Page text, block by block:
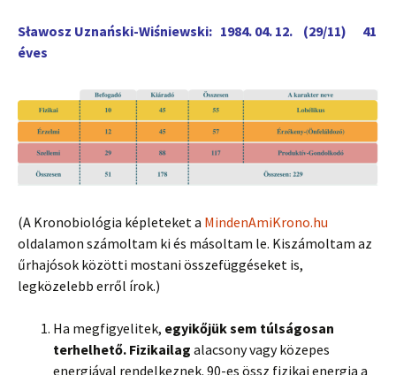
Sławosz Uznański-Wiśniewski: 1984. 04. 12. (29/11) 41
éves
(A Kronobiológia képleteket a MindenAmiKrono.hu
oldalamon számoltam ki és másoltam le. Kiszámoltam az
űrhajósok közötti mostani összefüggéseket is,
legközelebb erről írok.)
Ha megfigyelitek, egyikőjük sem túlságosan
terhelhető. Fizikailag alacsony vagy közepes
energiával rendelkeznek. 90-es össz fizikai energia a